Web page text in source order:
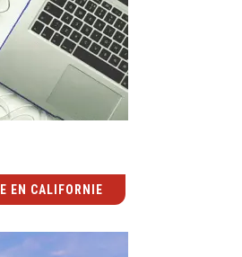
EN CALIFORNIE